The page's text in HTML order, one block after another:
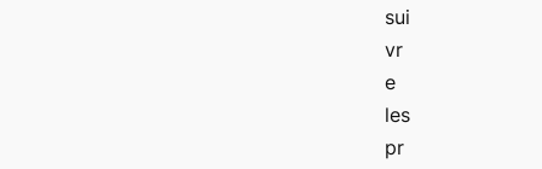
sui
vr
e
les
pr